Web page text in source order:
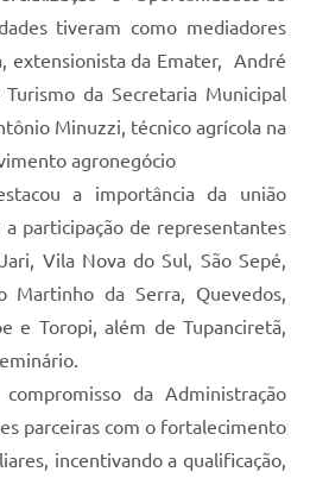
tiveram como mediadores
extensionista da Emater, André
da Secretaria Municipal
Minuzzi, técnico agrícola na
agronegócio
a importância da união
participação de representantes
Vila Nova do Sul, São Sepé,
Martinho da Serra, Quevedos,
e Toropi, além de Tupanciretã,
da Administração
parceiras com o fortalecimento
incentivando a qualificação,